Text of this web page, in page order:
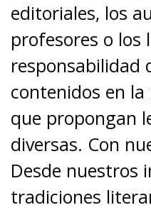
editoriales, los
profesores o los
responsabilidad
contenidos en
que propongan
diversas. Con
Desde nuestros
tradiciones